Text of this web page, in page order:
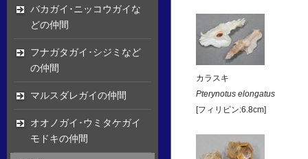
カラスキ
Pterynotus elongatus
[フィリピン:6.8cm]
バカガイ･ニッコウガイな
どの仲間
フナガタガイ･シジミなど
の仲間
マルスダレガイの仲間
オオノガイ･ウミタケガイ
モドキの仲間